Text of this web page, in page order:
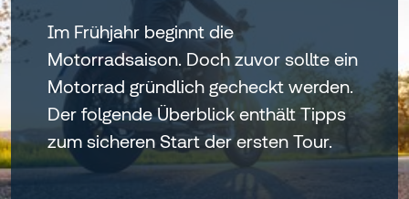
Im Frühjahr beginnt die
Motorradsaison. Doch zuvor sollte ein
Motorrad gründlich gecheckt werden.
Der folgende Überblick enthält Tipps
zum sicheren Start der ersten Tour.